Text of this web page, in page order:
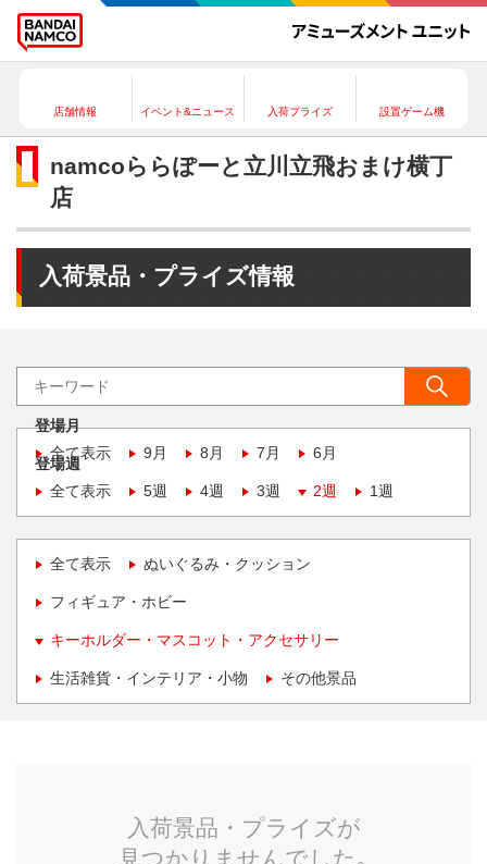
店舗情報 イベント&ニュース 入荷プライズ 設置ゲーム機
namcoららぽーと立川立飛おまけ横丁
店
入荷景品・プライズ情報
登場月
全て表示
9月 8月 7月 6月
登場週
全て表示
5週 4週 3週 2週 1週
全て表示 ぬいぐるみ・クッション
フィギュア・ホビー
キーホルダー・マスコット・アクセサリー
生活雑貨・インテリア・小物 その他景品